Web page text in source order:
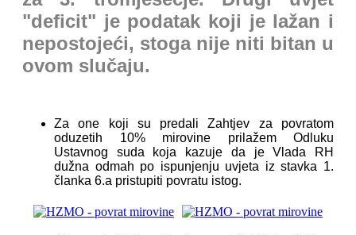
"deficit" je podatak koji je lažan i
nepostojeći, stoga nije niti bitan u
ovom slučaju.
Za one koji su predali Zahtjev za povratom
oduzetih 10% mirovine prilažem Odluku
Ustavnog suda koja kazuje da je Vlada RH
dužna odmah po ispunjenju uvjeta iz stavka 1.
članka 6.a pristupiti povratu istog.